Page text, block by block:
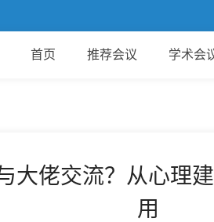
首页 推荐会议 学术会
大佬交流？从心理
用